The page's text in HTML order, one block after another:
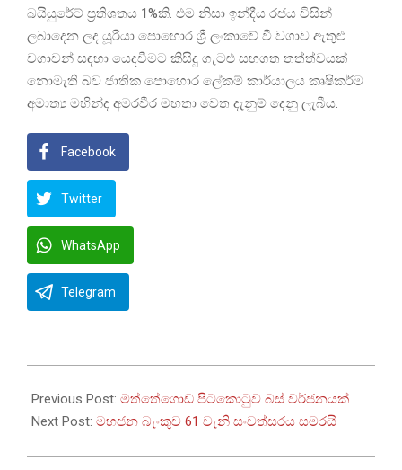
බයියුරේට් ප්‍රතිශතය 1%කි. එම නිසා ඉන්දීය රජය විසින්
ලබාදෙන ලද යූරියා පොහොර ශ්‍රී ලංකාවේ වී වගාව ඇතුළු
වගාවන් සඳහා යෙදවීමට කිසිදු ගැටළු සහගත තත්ත්වයක්
නොමැති බව ජාතික පොහොර ලේකම් කාර්යාලය කෘෂිකර්ම
අමාත්‍ය මහින්ද අමරවීර මහතා වෙත දැනුම් දෙනු ලැබීය.
Facebook
Twitter
WhatsApp
Telegram
07-
12
Previous Post: මත්තේගොඩ පිටකොටුව බස් වර්ජනයක්
Next Post: මහජන බැංකුව 61 වැනි සංවත්සරය සමරයි